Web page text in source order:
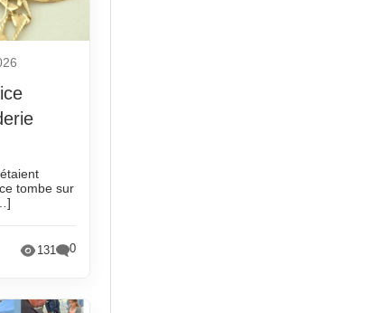
tombe sur
131 0